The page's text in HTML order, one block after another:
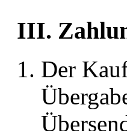
III.
Der